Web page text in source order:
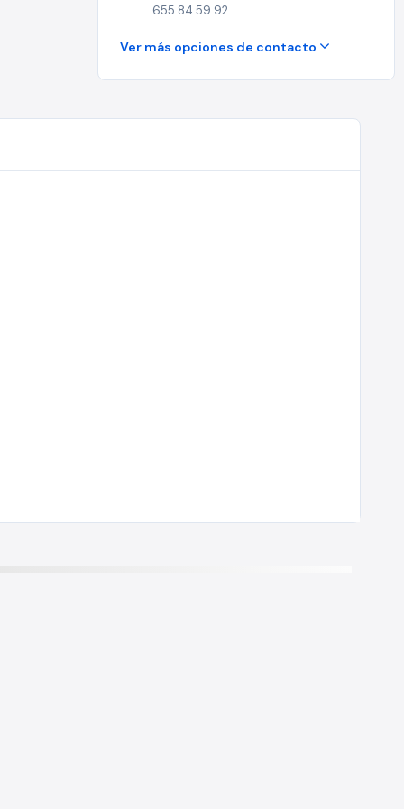
655 84 59 92
Ver más opciones de contacto